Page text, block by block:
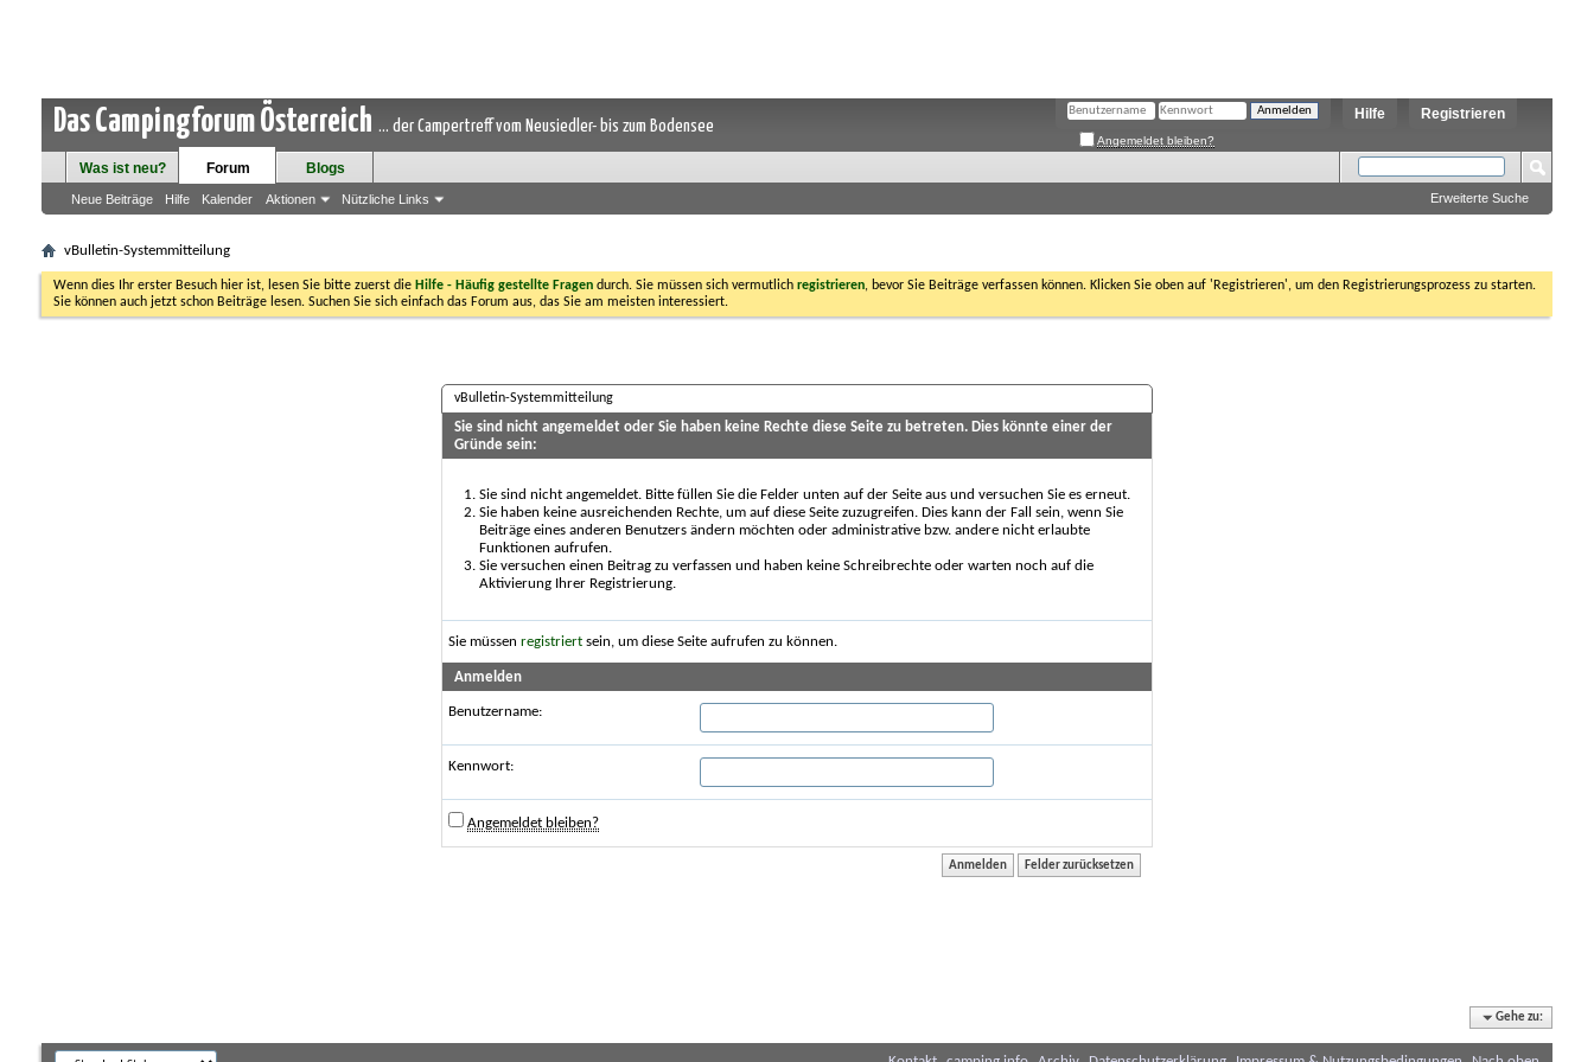
Das Campingforum Österreich ... der Campertreff vom Neusiedler- bis zum Bodensee
Registrieren
Hilfe
Angemeldet bleiben?
Was ist neu? Forum
Neue Beiträge Hilfe Kalender Aktionen Nützliche Links
Blogs
Erweiterte Suche
vBulletin-Systemmitteilung
Wenn dies Ihr erster Besuch hier ist, lesen Sie bitte zuerst die Hilfe - Häufig gestellte Fragen durch. Sie müssen sich vermutlich registrieren, bevor Sie Beiträge verfassen können. Klicken Sie oben auf 'Registrieren', um den Registrierungsprozess zu starten.
Sie können auch jetzt schon Beiträge lesen. Suchen Sie sich einfach das Forum aus, das Sie am meisten interessiert.
vBulletin-Systemmitteilung
Sie sind nicht angemeldet oder Sie haben keine Rechte diese Seite zu betreten. Dies könnte einer der
Gründe sein:
Sie sind nicht angemeldet. Bitte füllen Sie die Felder unten auf der Seite aus und versuchen Sie es erneut.
Sie haben keine ausreichenden Rechte, um auf diese Seite zuzugreifen. Dies kann der Fall sein, wenn Sie
Beiträge eines anderen Benutzers ändern möchten oder administrative bzw. andere nicht erlaubte
Funktionen aufrufen.
Sie versuchen einen Beitrag zu verfassen und haben keine Schreibrechte oder warten noch auf die
Aktivierung Ihrer Registrierung.
Sie müssen registriert sein, um diese Seite aufrufen zu können.
Anmelden
Benutzername:
Kennwort:
Angemeldet bleiben?
Gehe zu: